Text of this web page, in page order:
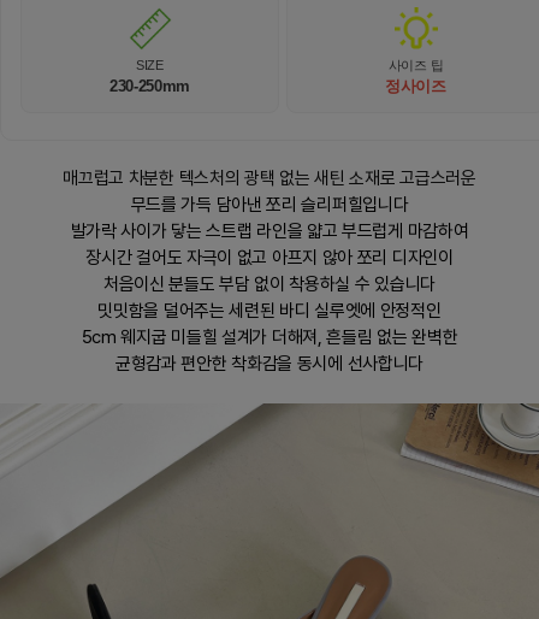
SIZE
230-250mm
사이즈 팁
정사이즈
매끄럽고 차분한 텍스처의 광택 없는 새틴 소재로 고급스러운
무드를 가득 담아낸 쪼리 슬리퍼힐입니다
발가락 사이가 닿는 스트랩 라인을 얇고 부드럽게 마감하여
장시간 걸어도 자극이 없고 아프지 않아 쪼리 디자인이
처음이신 분들도 부담 없이 착용하실 수 있습니다
밋밋함을 덜어주는 세련된 바디 실루엣에 안정적인
5cm 웨지굽 미들힐 설계가 더해져, 흔들림 없는 완벽한
균형감과 편안한 착화감을 동시에 선사합니다